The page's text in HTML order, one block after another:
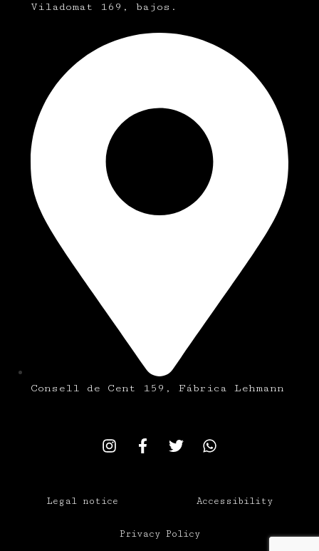
Viladomat 169, bajos.
Consell de Cent 159, Fábrica Lehmann
Legal notice Accessibility
Privacy Policy